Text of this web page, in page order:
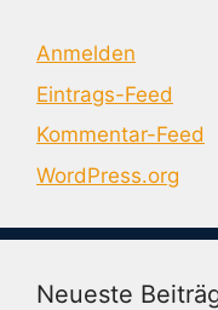
Anmelden
Eintrags-Feed
Kommentar-Feed
WordPress.org
Neueste